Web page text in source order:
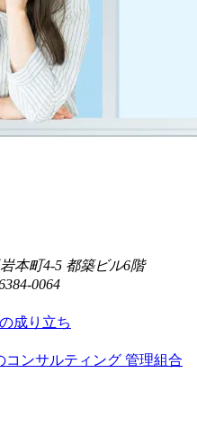
本町4-5 都築ビル6階
0064
成り立ち
コンサルティング 管理組合